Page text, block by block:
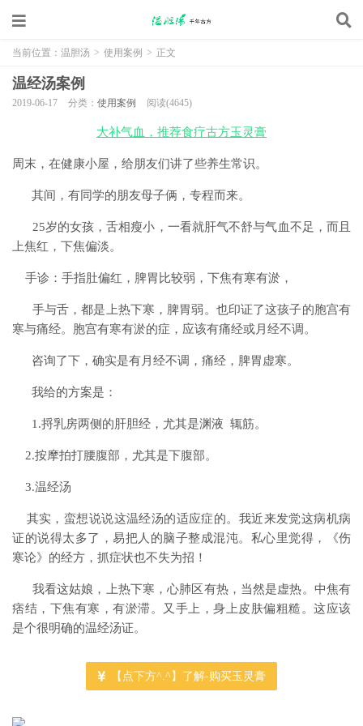
当前位置： 温胆汤 > 使用案例 > 正文
温经汤案例
2019-06-17 分类： 使用案例 阅读(4645)
大补气血，推荐食疗古方玉灵膏
周末，在健康小屋，给朋友们讲了些养生常识。
其间，有同学的朋友母子俩，专程而来。
25岁的女孩，舌相瘦小，一看就肝气不舒与气血不足，而且
上焦红，下焦偏淡。
手诊：手指肚偏红，脾胃比较弱，下焦有寒有淤，
手与舌，都是上热下寒，脾胃弱。也印证了这孩子的胞宫有
寒与痛经。胞宫有寒有淤的症，应该有痛经或月经不调。
咨询了下，确实是有月经不调，痛经，脾胃虚寒。
我给的方案是：
1.捋乳房两侧的肝胆经，尤其是渊液 辄筋。
2.按摩拍打腰腹部，尤其是下腹部。
3.温经汤
其实，蛮想说说这温经汤的适应症的。我近来发觉这病机病
证的说得太多了，易把人的脑子整成混沌。私心里觉得，《伤
寒论》的经方，抓症状也不失为招！
我看这姑娘，上热下寒，心肺区有热，当然是虚热。中焦有
痞结，下焦有寒，有淤滞。又手上，身上皮肤偏粗糙。这应该
是个很明确的温经汤证。
【点下方^.^】了解-购买玉灵膏